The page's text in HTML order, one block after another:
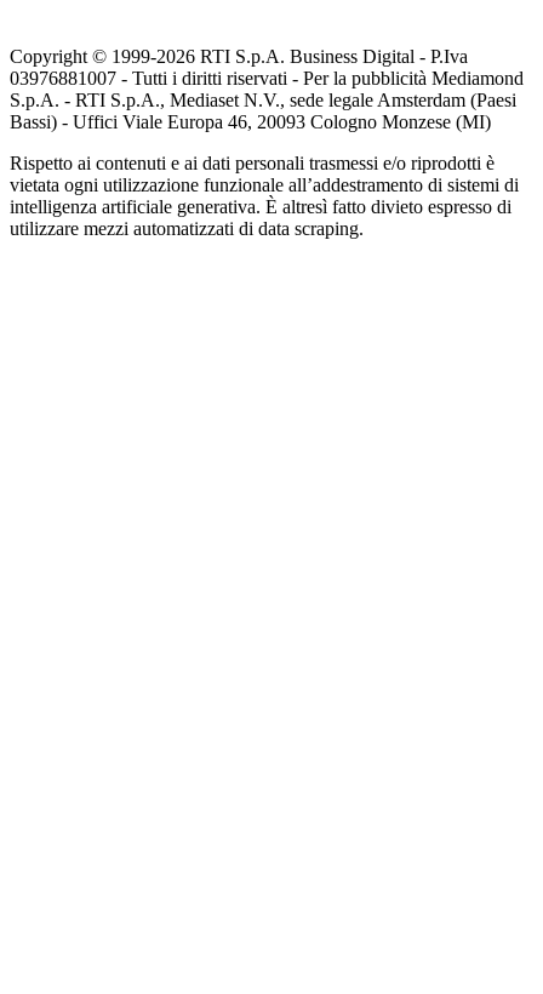
Copyright © 1999-2026 RTI S.p.A. Business Digital - P.Iva
03976881007 - Tutti i diritti riservati - Per la pubblicità Mediamond
S.p.A. - RTI S.p.A., Mediaset N.V., sede legale Amsterdam (Paesi
Bassi) - Uffici Viale Europa 46, 20093 Cologno Monzese (MI)
Rispetto ai contenuti e ai dati personali trasmessi e/o riprodotti è
vietata ogni utilizzazione funzionale all’addestramento di sistemi di
intelligenza artificiale generativa. È altresì fatto divieto espresso di
utilizzare mezzi automatizzati di data scraping.